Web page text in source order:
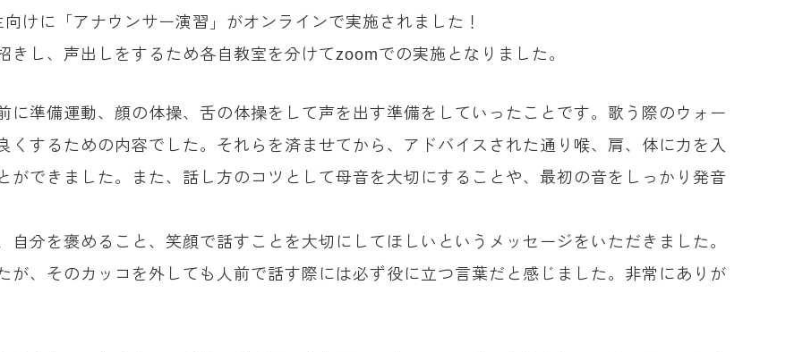
けに「アナウンサー演習」がオンラインで実施されました！
し、声出しをするため各自教室を分けてzoomでの実施となりました。
に準備運動、顔の体操、舌の体操をして声を出す準備をしていったことです。歌う際のウォー
くするための内容でした。それらを済ませてから、アドバイスされた通り喉、肩、体に力を入
ができました。また、話し方のコツとして母音を大切にすることや、最初の音をしっかり発音
分を褒めること、笑顔で話すことを大切にしてほしいというメッセージをいただきました。
が、そのカッコを外しても人前で話す際には必ず役に立つ言葉だと感じました。非常にありが